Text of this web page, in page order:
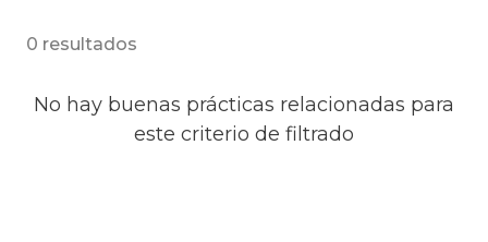
0 resultados
No hay buenas prácticas relacionadas para
este criterio de filtrado